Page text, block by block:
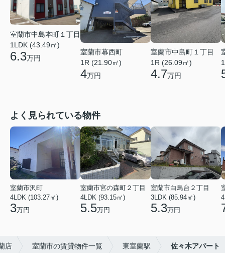
室蘭市中島本町１丁目
1LDK (43.49㎡)
6.3万円
室蘭市幕西町
1R (21.90㎡)
4万円
室蘭市中島町１丁目
1R (26.09㎡)
4.7万円
よく見られている物件
室蘭市沢町
4LDK (103.27㎡)
3万円
室蘭市宮の森町２丁目
4LDK (93.15㎡)
5.5万円
室蘭市白鳥台２丁目
3LDK (85.94㎡)
5.3万円
店 室蘭市の賃貸物件一覧 東室蘭駅 佐々木アパート